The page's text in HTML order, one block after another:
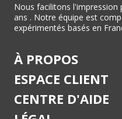
Nous facilitons l'impression
ans . Notre équipe est
expérimentés basés en
À PROPOS
ESPACE CLIENT
CENTRE D'AIDE